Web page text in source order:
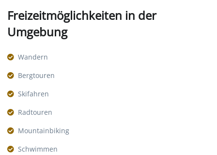
Freizeitmöglichkeiten in der
Umgebung
Wandern
Bergtouren
Skifahren
Radtouren
Mountainbiking
Schwimmen